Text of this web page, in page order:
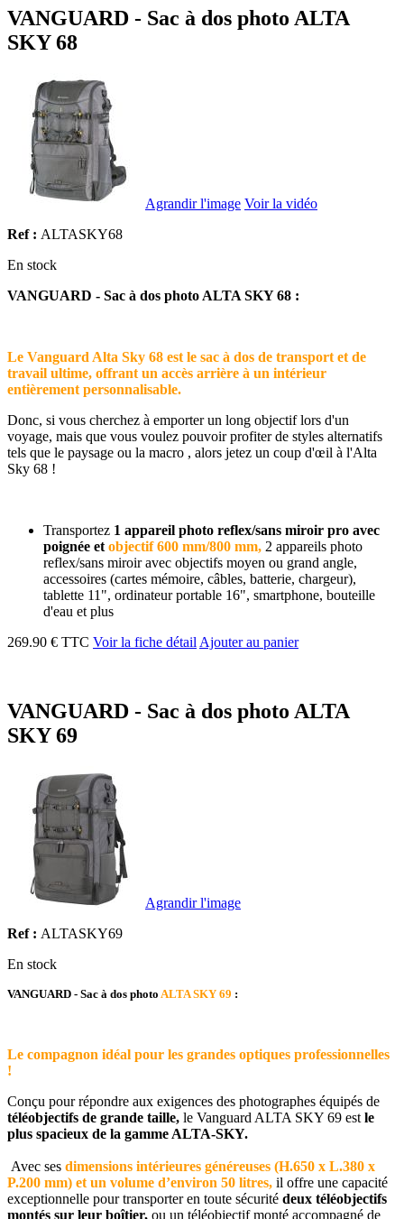
VANGUARD - Sac à dos photo ALTA
SKY 68
Agrandir l'image Voir la vidéo
Ref : ALTASKY68
En stock
VANGUARD - Sac à dos photo ALTA SKY 68 :
Le Vanguard Alta Sky 68 est le sac à dos de transport et de
travail ultime, offrant un accès arrière à un intérieur
entièrement personnalisable.
Donc, si vous cherchez à emporter un long objectif lors d'un
voyage, mais que vous voulez pouvoir profiter de styles alternatifs
tels que le paysage ou la macro , alors jetez un coup d'œil à l'Alta
Sky 68 !
Transportez 1 appareil photo reflex/sans miroir pro avec
poignée et objectif 600 mm/800 mm, 2 appareils photo
reflex/sans miroir avec objectifs moyen ou grand angle,
accessoires (cartes mémoire, câbles, batterie, chargeur),
tablette 11", ordinateur portable 16", smartphone, bouteille
d'eau et plus
269.90 € TTC Voir la fiche détail Ajouter au panier
VANGUARD - Sac à dos photo ALTA
SKY 69
Agrandir l'image
Ref : ALTASKY69
En stock
VANGUARD - Sac à dos photo ALTA SKY 69 :
Le compagnon idéal pour les grandes optiques professionnelles
!
Conçu pour répondre aux exigences des photographes équipés de
téléobjectifs de grande taille, le Vanguard ALTA SKY 69 est le
plus spacieux de la gamme ALTA-SKY.
Avec ses dimensions intérieures généreuses (H.650 x L.380 x
P.200 mm) et un volume d’environ 50 litres, il offre une capacité
exceptionnelle pour transporter en toute sécurité deux téléobjectifs
montés sur leur boîtier, ou un téléobjectif monté accompagné de